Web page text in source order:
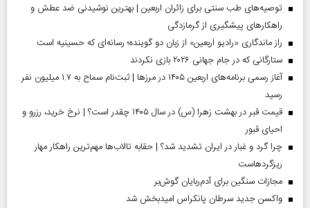
توصیه‌های طب سنتی برای زائران اربعین | بهترین نوشیدنی ضد عطش و
راهکارهای پیشگیری از گرمازدگی
راز ماندگاری «رادیو اربعین» از زبان دو گوینده؛ رسانه‌ای که حسینیه است
ستارگانی که در جام جهانی ۲۰۲۶ بازی نکردند
آغاز رسمی برنامه‌های اربعین ۱۴۰۵ در مرز‌ها | ثبت‌نام سماح به ۱.۷ میلیون نفر
رسید
قیمت قبر در بهشت زهرا (س) در سال ۱۴۰۵ چقدر است؟ | نرخ خرید، رزرو و
احیای قبور
چرا گرد و غبار در ایران تشدید شد؟ | حقابه تالاب‌ها مهم‌ترین راهکار مهار
ریزگردهاست
مجازات سنگین برای آدم‌ربایان گوش‌بر
واکسن جدید سرطان پانکراس امیدبخش شد